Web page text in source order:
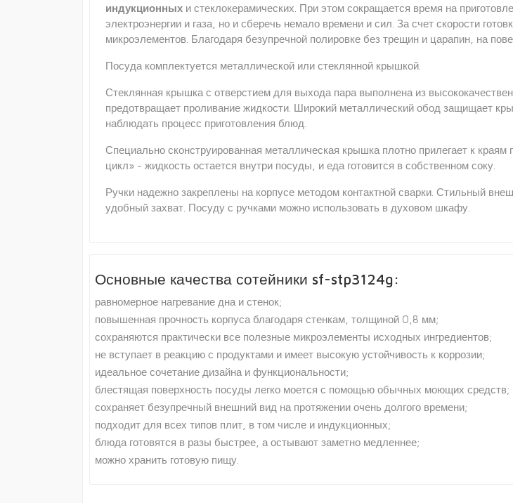
индукционных и стеклокерамических. При этом сокращается время на
электроэнергии и газа, но и сберечь немало времени и сил. За счет скорости
микроэлементов. Благодаря безупречной полировке без трещин и царапин, на
Посуда комплектуется металлической или стеклянной крышкой.
Стеклянная крышка с отверстием для выхода пара выполнена из
предотвращает проливание жидкости. Широкий металлический обод защищает
наблюдать процесс приготовления блюд.
Специально сконструированная металлическая крышка плотно прилегает к
цикл» - жидкость остается внутри посуды, и еда готовится в собственном соку.
Ручки надежно закреплены на корпусе методом контактной сварки. Стильный
удобный захват. Посуду с ручками можно использовать в духовом шкафу.
Основные качества сотейники sf-stp3124g:
равномерное нагревание дна и стенок;
повышенная прочность корпуса благодаря стенкам, толщиной 0,8 мм;
сохраняются практически все полезные микроэлементы исходных ингредиентов;
не вступает в реакцию с продуктами и имеет высокую устойчивость к коррозии;
идеальное сочетание дизайна и функциональности;
блестящая поверхность посуды легко моется с помощью обычных моющих средств;
сохраняет безупречный внешний вид на протяжении очень долгого времени;
подходит для всех типов плит, в том числе и индукционных;
блюда готовятся в разы быстрее, а остывают заметно медленнее;
можно хранить готовую пищу.